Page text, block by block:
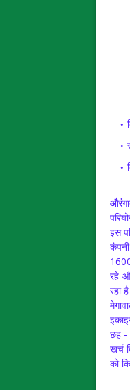
इस
रहे
रहा
छह -
खर्च
को